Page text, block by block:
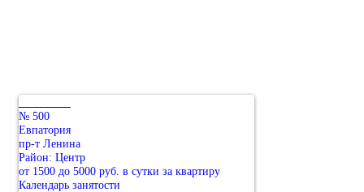
№ 500
Евпатория
пр-т Ленина
Район: Центр
от 1500 до 5000 руб. в сутки за квартиру
Календарь занятости